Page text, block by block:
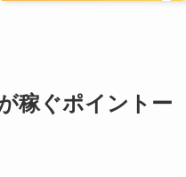
稼ぐポイントー